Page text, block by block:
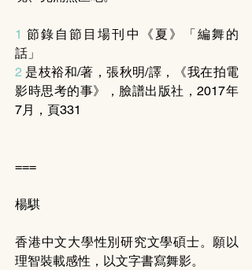
1 節錄自節目場刊中《夏》「編舞的
話」
2 是枝裕和/著，張秋明/譯，《我在拍電
影時思考的事》，臉譜出版社，2017年
7月，頁331
===
楊騏
香港中文大學性別研究文學碩士。願以
理智裝載感性，以文字書寫舞影。